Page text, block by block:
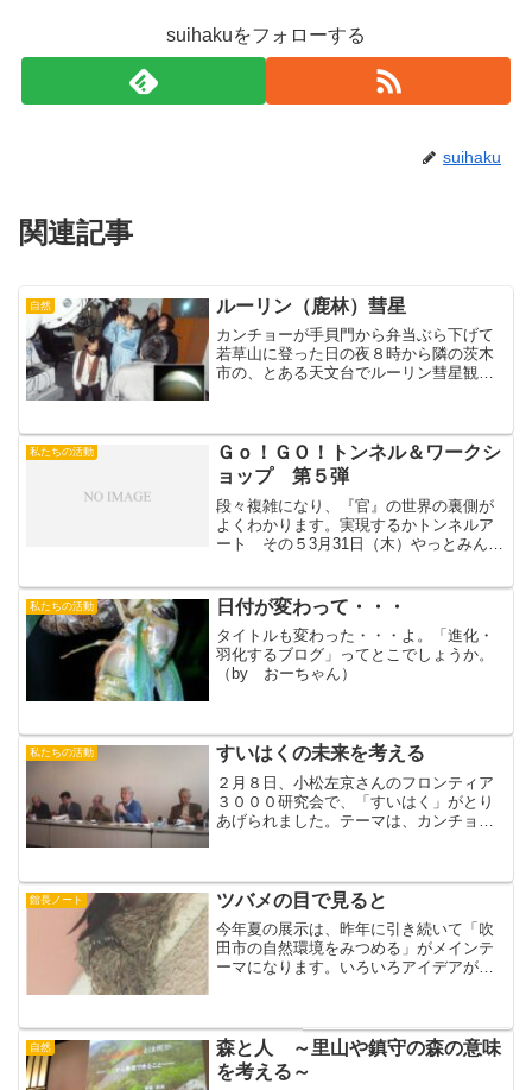
suihakuをフォローする
suihaku
関連記事
自然 ルーリン（鹿林）彗星
カンチョーが手貝門から弁当ぶら下げて
若草山に登った日の夜８時から隣の茨木
市の、とある天文台でルーリン彗星観察
がなくなっていき、モ...
私たちの活動
Ｇｏ！ＧＯ！トンネル＆ワークシ
ョップ 第５弾
段々複雑になり、『官』の世界の裏側が
よくわかります。実現するかトンネルア
ート その５3月31日（木）やっとみんな
(^。^)ノその議事録要約です。byなかちゃ
ん------...
私たちの活動 日付が変わって・・・
タイトルも変わった・・・よ。「進化・
羽化するブログ」ってとこでしょうか。
（by おーちゃん）
私たちの活動 すいはくの未来を考える
２月８日、小松左京さんのフロンティア
３０００研究会で、「すいはく」がとり
あげられました。テーマは、カンチョー
チョーに、応援団(？)と...
館長ノート ツバメの目で見ると
今年夏の展示は、昨年に引き続いて「吹
田市の自然環境をみつめる」がメインテ
ーマになります。いろいろアイデアが出
観察会などの環境団体メンバーが、1998
年に吹田市内全域で...
自然
森と人 ～里山や鎮守の森の意味
を考える～